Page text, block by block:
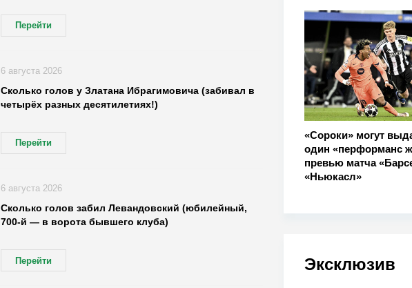
«Сороки» могут
один «перформанс
превью матча
«Ньюкасл»
Эксклюзив
Перейти
Сколько голов у Златана Ибрагимовича (забивал в
четырёх разных десятилетиях!)
Перейти
6 августа 2026
Сколько голов забил Левандовский (юбилейный,
700-й — в ворота бывшего клуба)
Перейти
6 августа 2026